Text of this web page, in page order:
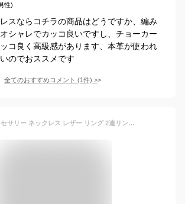
性)
スならコチラの商品はどうですか、編み
シャレでカッコ良いですし、チョーカー
コ良く高級感があります、本革が使われ
のでおススメです
全てのおすすめコメント (1件) >
メンズ アクセサリー ネックレス レザー リング 2連リング 皮紐 ギフト プレゼント 全2色 黒 茶 ブラック ブラウン 送料無料 ジェネレス